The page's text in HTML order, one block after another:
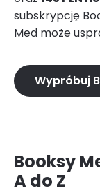
subskrypcję
Med może
Wypróbuj
Booksy
A do Z